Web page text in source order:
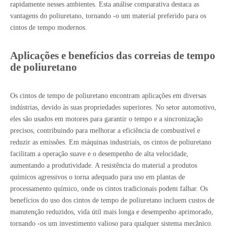
rapidamente nesses ambientes. Esta análise comparativa destaca as
vantagens do poliuretano, tornando -o um material preferido para os
cintos de tempo modernos.
Aplicações e benefícios das correias de tempo
de poliuretano
Os cintos de tempo de poliuretano encontram aplicações em diversas
indústrias, devido às suas propriedades superiores. No setor automotivo,
eles são usados ​​em motores para garantir o tempo e a sincronização
precisos, contribuindo para melhorar a eficiência de combustível e
reduzir as emissões. Em máquinas industriais, os cintos de poliuretano
facilitam a operação suave e o desempenho de alta velocidade,
aumentando a produtividade. A resistência do material a produtos
químicos agressivos o torna adequado para uso em plantas de
processamento químico, onde os cintos tradicionais podem falhar. Os
benefícios do uso dos cintos de tempo de poliuretano incluem custos de
manutenção reduzidos, vida útil mais longa e desempenho aprimorado,
tornando -os um investimento valioso para qualquer sistema mecânico.